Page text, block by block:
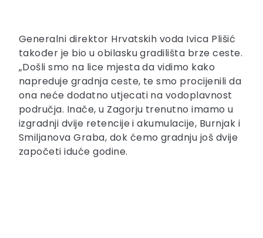
Generalni direktor Hrvatskih voda Ivica Plišić
također je bio u obilasku gradilišta brze ceste.
„Došli smo na lice mjesta da vidimo kako
napreduje gradnja ceste, te smo procijenili da
ona neće dodatno utjecati na vodoplavnost
područja. Inače, u Zagorju trenutno imamo u
izgradnji dvije retencije i akumulacije, Burnjak i
Smiljanova Graba, dok ćemo gradnju još dvije
započeti iduće godine.